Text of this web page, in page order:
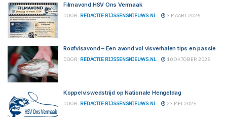
Filmavond HSV Ons Vermaak
DOOR: REDACTIE RIJSSENSNIEUWS.NL 3 MAART 2026
Roofvisavond – Een avond vol visverhalen tips en passie
DOOR: REDACTIE RIJSSENSNIEUWS.NL 10 OKTOBER 2025
Koppelviswedstrijd op Nationale Hengeldag
DOOR: REDACTIE RIJSSENSNIEUWS.NL 23 MEI 2025